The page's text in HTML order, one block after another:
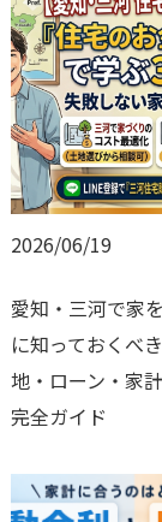
2026/06/19
愛知・三河で家
に知っておくべ
地・ローン・家
完全ガイド